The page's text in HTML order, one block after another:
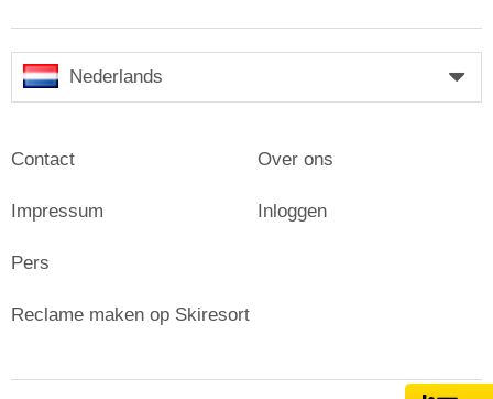
Nederlands
Contact
Impressum
Pers
Over ons
Inloggen
Reclame maken op Skiresort